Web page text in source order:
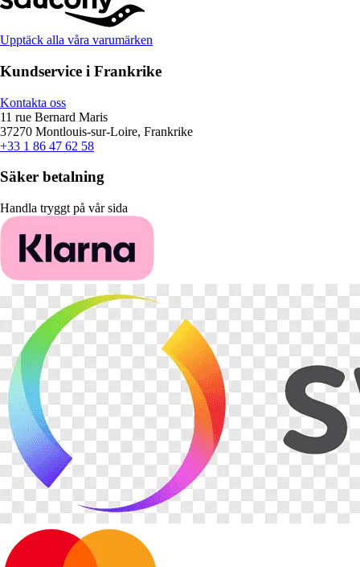
Upptäck alla våra varumärken
Kundservice i Frankrike
Kontakta oss
11 rue Bernard Maris
37270 Montlouis-sur-Loire, Frankrike
+33 1 86 47 62 58
Säker betalning
Handla tryggt på vår sida